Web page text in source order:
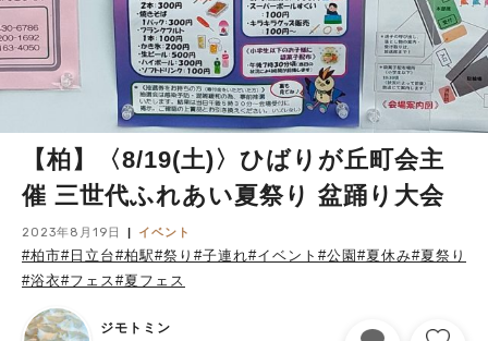
【柏】〈8/19(土)〉ひばりが丘町会主
催 三世代ふれあい夏祭り 盆踊り大会
2023年8月19日 イベント
#柏市#日立台#柏駅#祭り #子連れ#イベント #公園 #夏休み#夏祭り
#浴衣#フェス#夏フェス
ジモトミン